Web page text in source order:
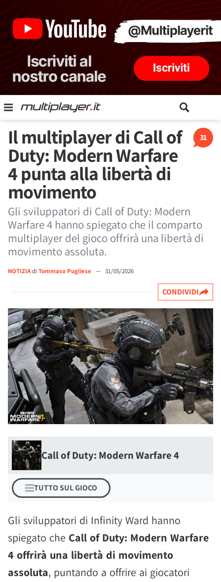
31
Il multiplayer di Call of
Duty: Modern Warfare
4 punta alla libertà di
movimento
Gli sviluppatori di Call of Duty: Modern
Warfare 4 hanno spiegato che il comparto
multiplayer del gioco offrirà una libertà di
movimento assoluta.
NOTIZIAdi Tommaso Pugliese — 31/05/2026
CONDIVIDI
Call of Duty: Modern Warfare 4
TUTTO SUL GIOCO
Gli sviluppatori di Infinity Ward hanno
spiegato che Call of Duty: Modern Warfare
4 offrirà una libertà di movimento
assoluta, puntando a offrire ai giocatori